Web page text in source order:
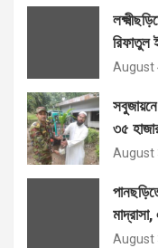
রিফাতুল
August
৩৫
August
বিতরণ
August